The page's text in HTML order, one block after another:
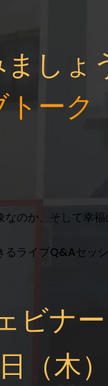
しょ
ーク
のか、そして幸福
ライブQ&Aセッシ
ビナー
（木）